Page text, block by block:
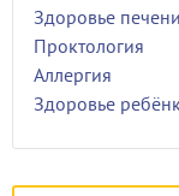
Здоровье печени
Проктология
Аллергия
Здоровье